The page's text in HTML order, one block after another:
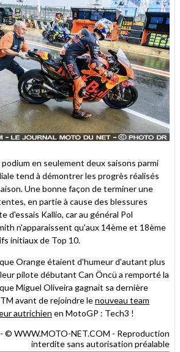
en seulement deux saisons parmi
tend à démontrer les progrès réalisés
Une bonne façon de terminer une
en partie à cause des blessures
d'essais Kallio, car au général Pol
n'apparaissent qu'aux 14ème et 18ème
initiaux de Top 10.
Orange étaient d'humeur d'autant plus
pilote débutant Can Öncü a remporté la
Miguel Oliveira gagnait sa dernière
avant de rejoindre lenouveau team
autrichien en MotoGP : Tech3 !
© WWW.MOTO-NET.COM - Reproduction
interdite sans autorisation préalable